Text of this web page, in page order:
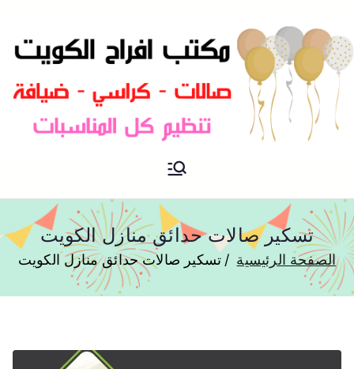
مكتب افراح و مناسبات و زواج و
تسكير صالات حدائق منازل الكويت
الصفحة الرئيسية تسكير صالات حدائق منازل الكويت